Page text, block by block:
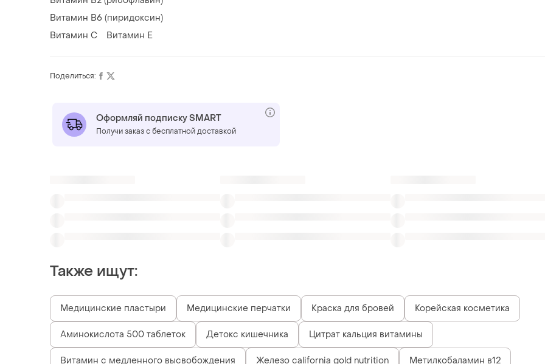
Витамин B6 (пиридоксин)
Витамин C
Витамин E
Поделиться:
Оформляй подписку SMART
Получи заказ с бесплатной доставкой
Похожие товары